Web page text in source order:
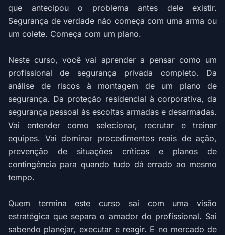
que antecipou o problema antes dele existir.
Segurança de verdade não começa com uma arma ou
um colete. Começa com um plano.
Neste curso, você vai aprender a pensar como um
profissional de segurança privada completo. Da
análise de riscos à montagem de um plano de
segurança. Da proteção residencial à corporativa, da
segurança pessoal às escoltas armadas e desarmadas.
Vai entender como selecionar, recrutar e treinar
equipes. Vai dominar procedimentos reais de ação,
prevenção de situações críticas e planos de
contingência para quando tudo dá errado ao mesmo
tempo.
Quem termina este curso sai com uma visão
estratégica que separa o amador do profissional. Sai
sabendo planejar, executar e reagir. E no mercado de